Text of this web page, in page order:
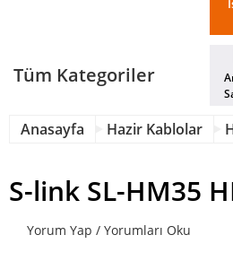
Tüm Kategoriler
Anasayfa Hazir Kablolar
S-link SL-HM35
Yorum Yap / Yorumları Oku